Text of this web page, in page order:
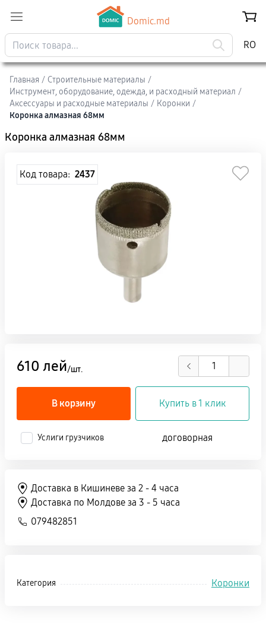
Domic.md
RO
Главная / Строительные материалы /
Инструмент, оборудование, одежда, и расходный материал /
Аксессуары и расходные материалы / Коронки /
Коронка алмазная 68мм
Коронка алмазная 68мм
Код товара: 2437
Категория Коронки
610 лей/шт.
В корзину Купить в 1 клик
Услиги грузчиков договорная
Доставка в Кишиневе за 2 - 4 часа
Доставка по Молдове за 3 - 5 часа
079482851